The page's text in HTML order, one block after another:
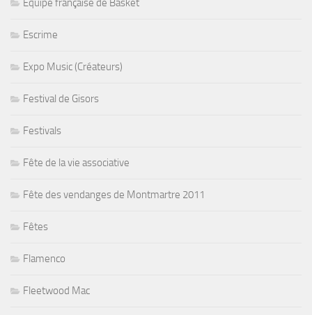
Equipe française de Basket
Escrime
Expo Music (Créateurs)
Festival de Gisors
Festivals
Fête de la vie associative
Fête des vendanges de Montmartre 2011
Fêtes
Flamenco
Fleetwood Mac